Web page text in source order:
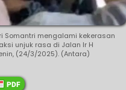
Somantri mengalami kekerasan
unjuk rasa di Jalan Ir H
(24/3/2025). (Antara)